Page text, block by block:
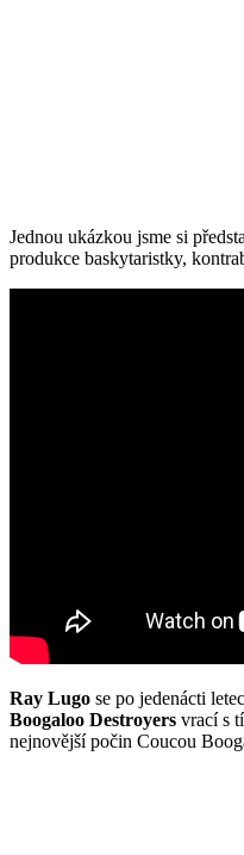
Jednou ukázkou jsme si
produkce baskytaristky,
Ray Lugo se po jedenácti
Boogaloo Destroyers vrací s
nejnovější počin Coucou